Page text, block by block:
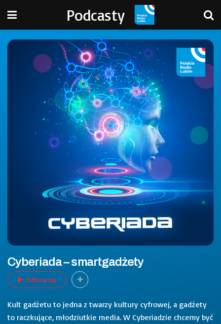
Podcasty
Cyberiada – smartgadżety
Odtwarzaj
Kult gadżetu to jedna z twarzy kultury cyfrowej, a gadżety
to raczkujące, młodziutkie media. W Cyberiadzie chcemy być